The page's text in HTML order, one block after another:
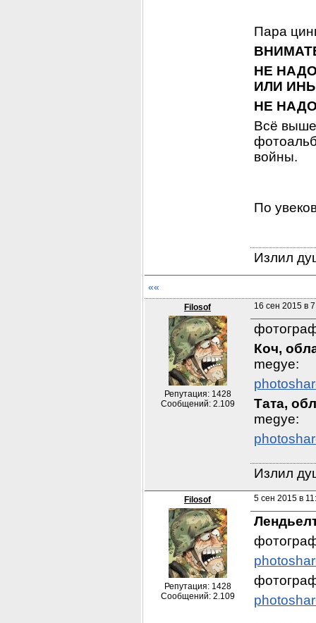
Пара
НЕ
ИЛИ
НЕ
Всё
войны.
По
Излил
««
Filosof
Репутация: 1428
Сообщений: 2.109
16 сен 2015 в
Коч,
megye:
Тата,
megye:
Излил
Filosof
Репутация: 1428
Сообщений: 2.109
5 сен 2015 в